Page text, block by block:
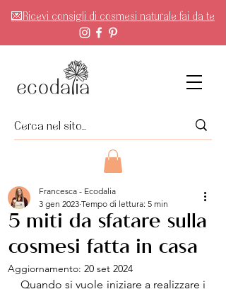
💌Ricevi consigli di cosmesi naturale fai da te
5 miti da sfatare sulla
cosmesi fatta in casa
Francesca - Ecodalia
3 gen 2023 Tempo di lettura: 5 min
Aggiornamento: 20 set 2024
Quando si vuole iniziare a realizzare i